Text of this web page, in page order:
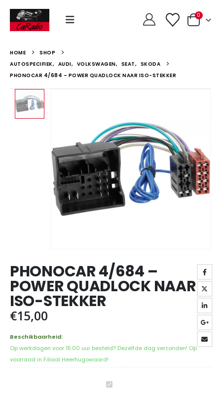
0
HOME
SHOP
AUTOSPECIFIEK, AUDI, VOLKSWAGEN, SEAT, SKODA
PHONOCAR 4/684 – POWER QUADLOCK NAAR ISO-STEKKER
PHONOCAR 4/684 –
POWER QUADLOCK NAAR
ISO-STEKKER
€15,00
Beschikbaarheid:
Op werkdagen voor 15:00 uur besteld? Dezelfde dag verzonden! Op
voorraad in Filiaal Heerhugowaard!
Phonocar